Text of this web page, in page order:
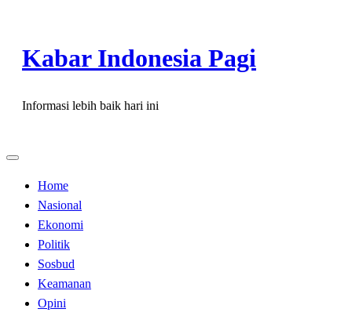
content
Kabar Indonesia Pagi
Informasi lebih baik hari ini
Home
Nasional
Ekonomi
Politik
Sosbud
Keamanan
Opini